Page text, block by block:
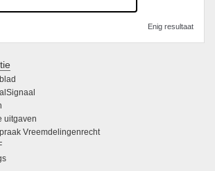
Enig resultaat
uitgaven
Vreemdelingenrecht